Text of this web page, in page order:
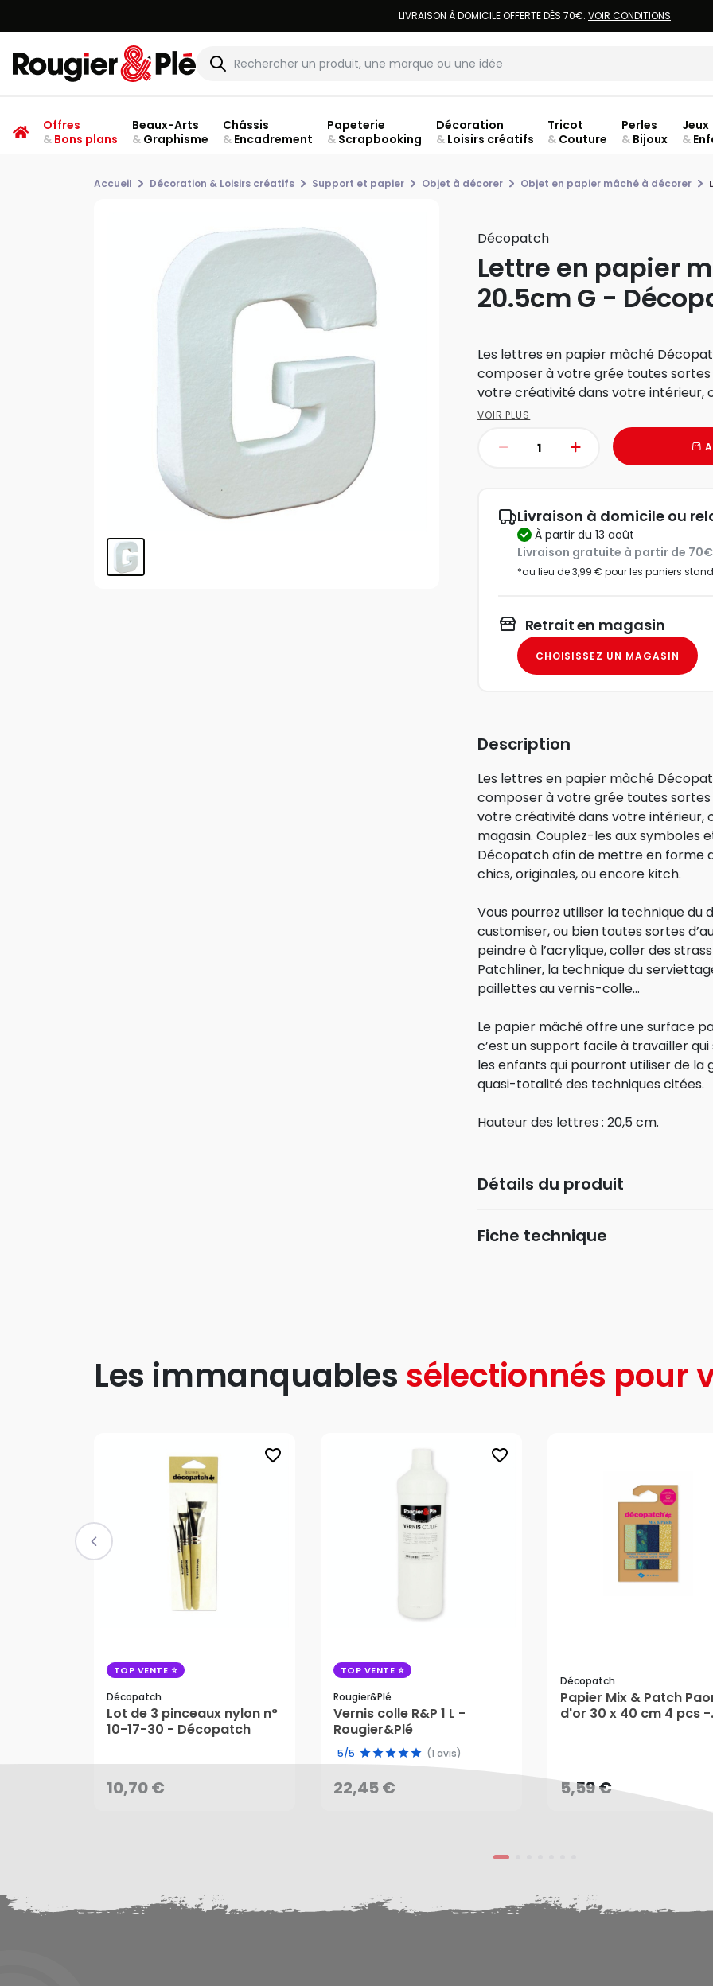
LIVRAISON À DOMICILE OFFERTE DÈS 70€. VOIR CONDITIONS
Offres
&Bons plans
Beaux-Arts
&Graphisme
Châssis
&Encadrement
Papeterie
&Scrapbooking
Décoration
&Loisirs créatifs
Tricot
& Couture
Perles
& Bijoux
Jeux
&
Accueil Décoration & Loisirs créatifs Support et papier Objet à décorer Objet en papier mâché à décorer
Décopatch
Lettre en papier
20.5cm G -
Les lettres en papier mâché
composer à votre grée toutes
votre créativité dans votre intérieur,
VOIR PLUS
Livraison à domicile ou
à partir du 13 août
Livraison gratuite à partir de
*au lieu de 3,99 € pour les paniers
Retrait en magasin
CHOISISSEZ UN MAGASIN
Description
Les lettres en papier mâché
composer à votre grée toutes
votre créativité dans votre intérieur,
magasin. Couplez-les aux symboles
Décopatch afin de mettre en forme
chics, originales, ou encore kitch.
Vous pourrez utiliser la technique du
customiser, ou bien toutes sortes
peindre à l’acrylique, coller des
Patchliner, la technique du
paillettes au vernis-colle…
Le papier mâché offre une surface
c’est un support facile à travailler
les enfants qui pourront utiliser de la
quasi-totalité des techniques citées.
Hauteur des lettres : 20,5 cm.
Détails du produit
Fiche technique
Les immanquables sélectionnés pour
favorite_border
TOP VENTE
Décopatch
Lot de 3 pinceaux nylon n°
10-17-30 - Décopatch
10,70 €
10,70 €
AJOUTER AU PANIER
favorite_border
TOP VENTE
Rougier&plé
Vernis colle R&P 1 L -
Rougier&Plé
5/5 (1 avis)
22,45 €
22,45 €
Décopatch
Papier Mix & Patch
d'or 30 x 40 cm 4 pcs -
5,59 €AJOUTER AU PANIER